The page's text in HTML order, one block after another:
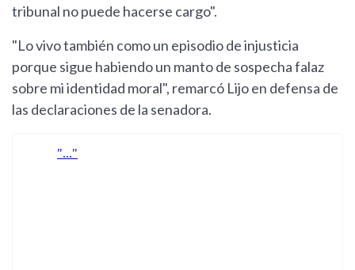
tribunal no puede hacerse cargo".
"Lo vivo también como un episodio de injusticia
porque sigue habiendo un manto de sospecha falaz
sobre mi identidad moral", remarcó Lijo en defensa de
las declaraciones de la senadora.